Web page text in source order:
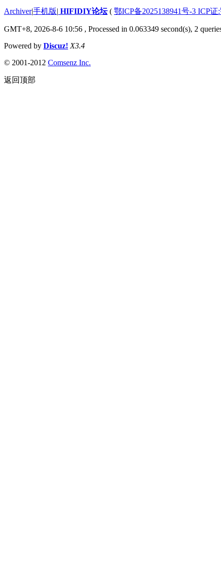
Archiver|手机版| HIFIDIY论坛( 鄂ICP备2025138941号-3 ICP
GMT+8, 2026-8-6 10:56 , Processed in 0.063349 second(s), 2
Powered by Discuz! X3.4
© 2001-2012 Comsenz Inc.
返回顶部